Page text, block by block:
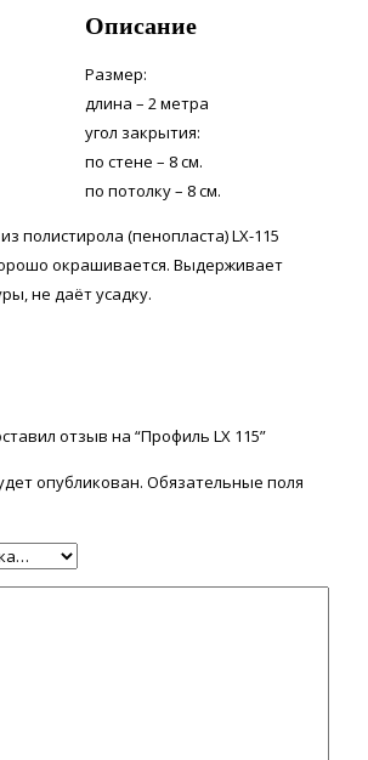
Описание
Размер:
длина – 2 метра
угол закрытия:
по стене – 8 см.
по потолку – 8 см.
полистирола (пенопласта) LX-115
окрашивается. Выдерживает
не даёт усадку.
отзыв на “Профиль LX 115”
опубликован. Обязательные поля